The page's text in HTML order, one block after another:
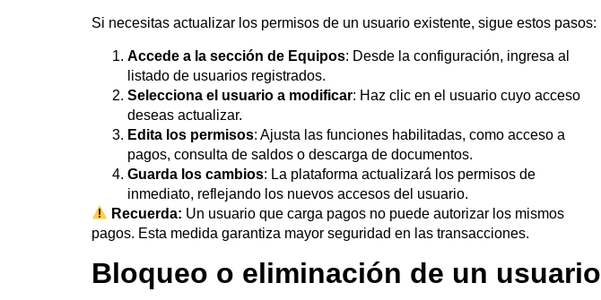
Si necesitas actualizar los permisos de un usuario existente, sigue estos pasos:
Accede a la sección de Equipos: Desde la configuración, ingresa al
listado de usuarios registrados.
Selecciona el usuario a modificar: Haz clic en el usuario cuyo acceso
deseas actualizar.
Edita los permisos: Ajusta las funciones habilitadas, como acceso a
pagos, consulta de saldos o descarga de documentos.
Guarda los cambios: La plataforma actualizará los permisos de
inmediato, reflejando los nuevos accesos del usuario.
Recuerda: Un usuario que carga pagos no puede autorizar los mismos
pagos. Esta medida garantiza mayor seguridad en las transacciones.
Bloqueo o eliminación de un usuario